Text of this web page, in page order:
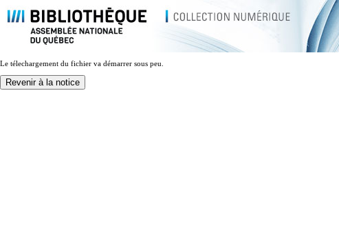
Le télechargement du fichier va démarrer sous peu.